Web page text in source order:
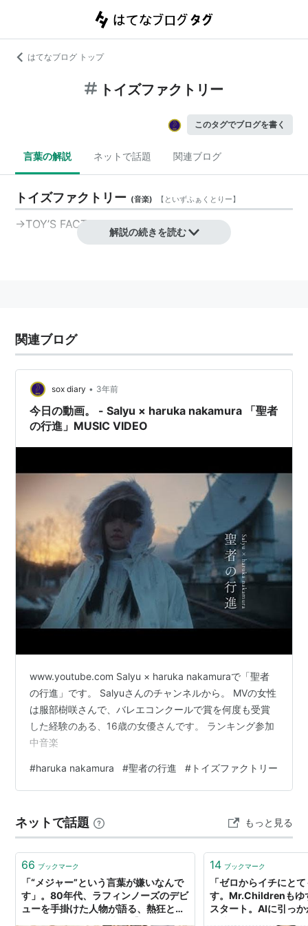
はてなブログ トップ
トイズファクトリー
このタグでブログを書く
言葉の解説 ネットで話題 関連ブログ
トイズファクトリー (音楽) 【 といずふぁくとりー】
→TOY’S FACTORY
解説の続きを読む
関連ブログ
sox diary • 3年前
今日の動画。 - Salyu × haruka nakamura 「聖者
の行進」MUSIC VIDEO
www.youtube.com Salyu × haruka nakamuraで「聖者
の行進」です。 Salyuさんのチャンネルから。 MVの女性
は服部樹咲さんで、バレエコンクールで賞を何度も受賞
した経験のある、16歳の女優さんです。 ランキング参加
中音楽
#haruka nakamura #聖者の行進 # トイズファクトリー
ネットで話題 もっと見る
66 ブックマーク
「“メジャー”という言葉が嫌いなんで
す」。80年代、ラフィンノーズのデビ
ューを手掛けた人物が語る、熱狂と挫
14 ブックマーク
「ゼロからイチにと
す。Mr.Childrenもゆ
スタート。AIに引っ